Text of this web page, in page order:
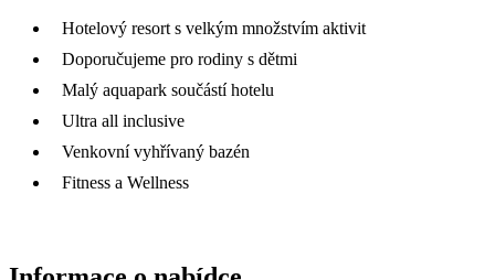
8 469
Hotelový resort s velkým množstvím aktivit
Doporučujeme pro rodiny s dětmi
Malý aquapark součástí hotelu
Ultra all inclusive
Venkovní vyhřívaný bazén
Fitness a Wellness